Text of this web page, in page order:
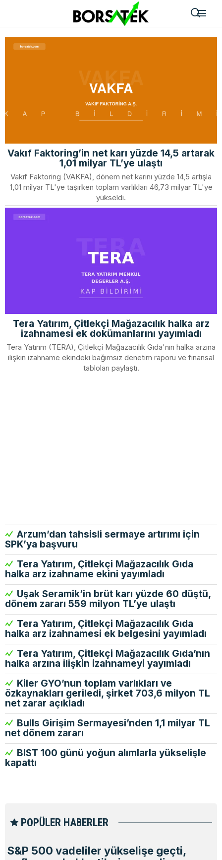
Vakıf Faktoring’in net karı yüzde 14,5 artarak
1,01 milyar TL’ye ulaştı
Vakıf Faktoring (VAKFA), dönem net karını yüzde 14,5 artışla
1,01 milyar TL'ye taşırken toplam varlıkları 46,73 milyar TL'ye
yükseldi.
Tera Yatırım, Çitlekçi Mağazacılık halka arz
izahnamesi ek dokümanlarını yayımladı
Tera Yatırım (TERA), Çitlekçi Mağazacılık Gıda'nın halka arzına
ilişkin izahname ekindeki bağımsız denetim raporu ve finansal
tabloları paylaştı.
Arzum’dan tahsisli sermaye artırımı için
SPK’ya başvuru
Tera Yatırım, Çitlekçi Mağazacılık Gıda
halka arz izahname ekini yayımladı
Uşak Seramik’in brüt karı yüzde 60 düştü,
dönem zararı 559 milyon TL’ye ulaştı
Tera Yatırım, Çitlekçi Mağazacılık Gıda
halka arz izahnamesi ek belgesini yayımladı
Tera Yatırım, Çitlekçi Mağazacılık Gıda’nın
halka arzına ilişkin izahnameyi yayımladı
Kiler GYO’nun toplam varlıkları ve
özkaynakları geriledi, şirket 703,6 milyon TL
net zarar açıkladı
Bulls Girişim Sermayesi’nden 1,1 milyar TL
net dönem zararı
BIST 100 günü yoğun alımlarla yükselişle
kapattı
POPÜLER HABERLER
S&P 500 vadeliler yükselişe geçti,